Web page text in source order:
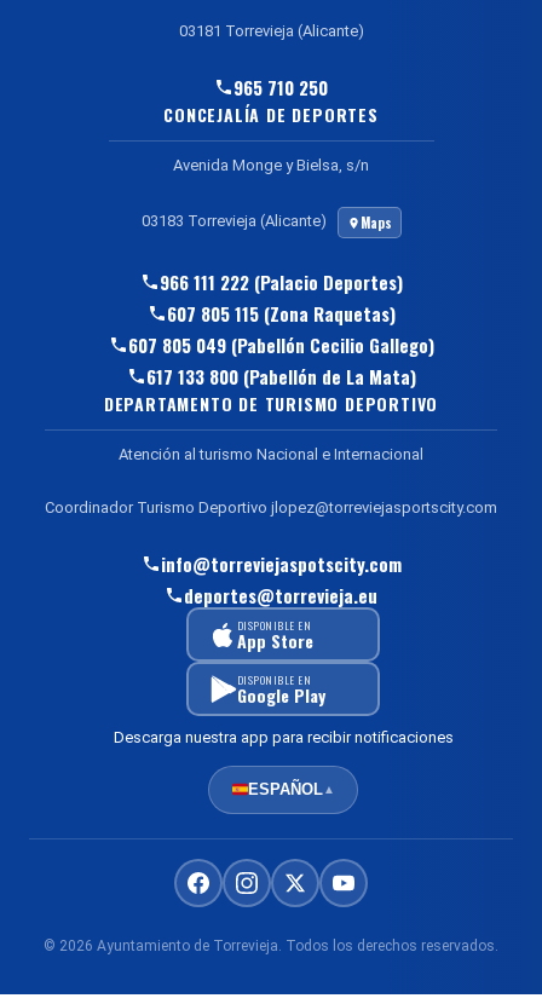
03181 Torrevieja (Alicante)
965 710 250
CONCEJALÍA DE DEPORTES
Avenida Monge y Bielsa, s/n
03183 Torrevieja (Alicante) Maps
966 111 222 (Palacio Deportes)
607 805 115 (Zona Raquetas)
607 805 049 (Pabellón Cecilio Gallego)
617 133 800 (Pabellón de La Mata)
DEPARTAMENTO DE TURISMO DEPORTIVO
Atención al turismo Nacional e Internacional
Coordinador Turismo Deportivo jlopez@torreviejasportscity.com
info@torreviejaspotscity.com
deportes@torrevieja.eu
DISPONIBLE EN
App Store
DISPONIBLE EN
Google Play
Descarga nuestra app para recibir notificaciones
ESPAÑOL▲
© 2026 Ayuntamiento de Torrevieja. Todos los derechos reservados.